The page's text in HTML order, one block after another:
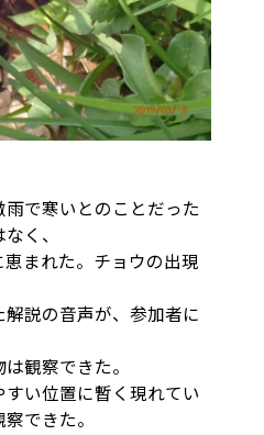
雨で寒いとのことだった
く、
まれた。チョウの出現
解説の音声が、参加者に
観察できた。
すい位置に暫く現れてい
できた。